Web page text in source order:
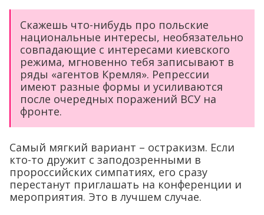
Скажешь что-нибудь про польские
национальные интересы, необязательно
совпадающие с интересами киевского
режима, мгновенно тебя записывают в
ряды «агентов Кремля». Репрессии
имеют разные формы и усиливаются
после очередных поражений ВСУ на
фронте.
Самый мягкий вариант – остракизм. Если
кто-то дружит с заподозренными в
пророссийских симпатиях, его сразу
перестанут приглашать на конференции и
мероприятия. Это в лучшем случае.